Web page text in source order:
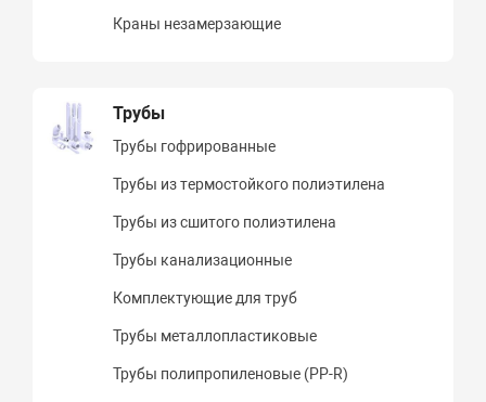
Краны незамерзающие
Трубы
Трубы гофрированные
Трубы из термостойкого полиэтилена
Трубы из сшитого полиэтилена
Трубы канализационные
Комплектующие для труб
Трубы металлопластиковые
Трубы полипропиленовые (PP-R)